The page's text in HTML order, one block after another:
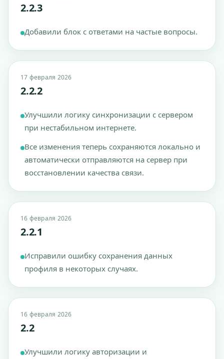
2.2.3
Добавили блок с ответами на частые вопросы.
17 февраля 2026
2.2.2
Улучшили логику синхронизации с сервером
при нестабильном интернете.
Все изменения теперь сохраняются локально и
автоматически отправляются на сервер при
восстановлении качества связи.
16 февраля 2026
2.2.1
Исправили ошибку сохранения данных
профиля в некоторых случаях.
16 февраля 2026
2.2
Улучшили логику авторизации и